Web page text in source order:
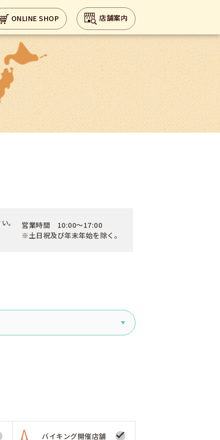
ONLINE SHOP 店舗案内
。
営業時間 10:00～17:00
※土日祝及び年末年始を除く。
バイキング開催店舗